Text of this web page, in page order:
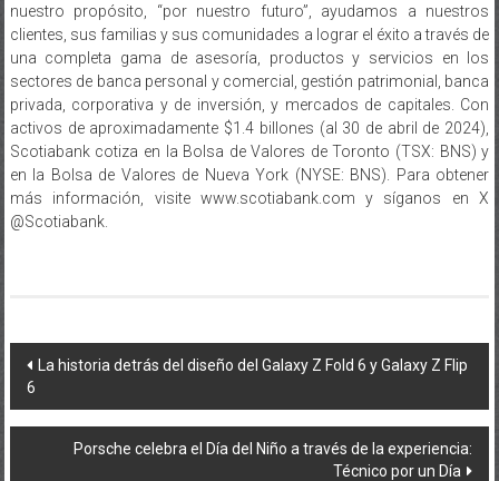
nuestro propósito, “por nuestro futuro”, ayudamos a nuestros
clientes, sus familias y sus comunidades a lograr el éxito a través de
una completa gama de asesoría, productos y servicios en los
sectores de banca personal y comercial, gestión patrimonial, banca
privada, corporativa y de inversión, y mercados de capitales. Con
activos de aproximadamente $1.4 billones (al 30 de abril de 2024),
Scotiabank cotiza en la Bolsa de Valores de Toronto (TSX: BNS) y
en la Bolsa de Valores de Nueva York (NYSE: BNS). Para obtener
más información, visite www.scotiabank.com y síganos en X
@Scotiabank.
Navegación
de
entradas
La historia detrás del diseño del Galaxy Z Fold 6 y Galaxy Z Flip
6
Porsche celebra el Día del Niño a través de la experiencia:
Técnico por un Día